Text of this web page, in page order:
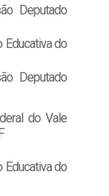
Deputado
Educativa do
Deputado
do Vale
Educativa do